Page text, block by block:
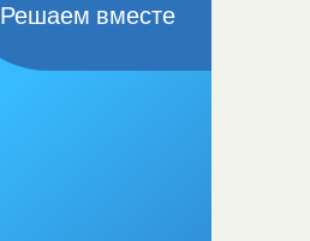
Решаем вместе